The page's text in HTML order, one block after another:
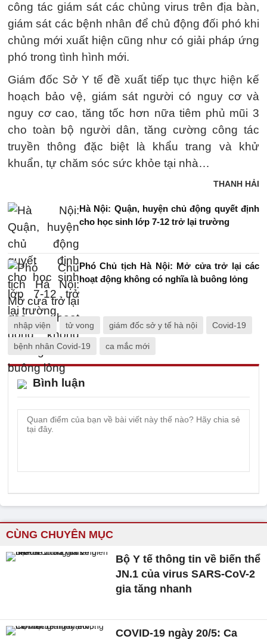
công tác giám sát các chủng virus trên địa bàn,
giám sát các bệnh nhân để chủ động đối phó khi
chủng mới xuất hiện cũng như có giải pháp ứng
phó trong tình hình mới.
Giám đốc Sở Y tế đề xuất tiếp tục thực hiện kế
hoạch bảo vệ, giám sát người có nguy cơ và
nguy cơ cao, tăng tốc hơn nữa tiêm phủ mũi 3
cho toàn bộ người dân, tăng cường công tác
truyền thông đặc biệt là khẩu trang và khử
khuẩn, tự chăm sóc sức khỏe tại nhà…
THANH HẢI
Hà Nội: Quận, huyện chủ động quyết định
cho học sinh lớp 7-12 trở lại trường
Phó Chủ tịch Hà Nội: Mở cửa trở lại các
hoạt động không có nghĩa là buông lỏng
nhập viện tử vong giám đốc sở y tế hà nội Covid-19
bệnh nhân Covid-19 ca mắc mới
Bình luận
CÙNG CHUYÊN MỤC
Bộ Y tế thông tin về biến thể
JN.1 của virus SARS-CoV-2
gia tăng nhanh
COVID-19 ngày 20/5: Ca